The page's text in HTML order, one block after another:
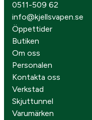
0511-509 62
info@kjellsvapen.se
Öppettider
Butiken
Om oss
Personalen
Kontakta oss
Verkstad
Skjuttunnel
Varumärken